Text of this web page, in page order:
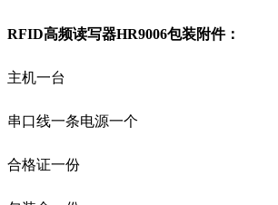
RFID高频读写器HR9006包装附件：
主机一台
串口线一条电源一个
合格证一份